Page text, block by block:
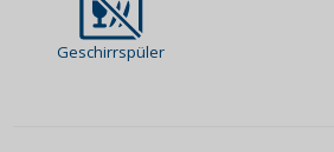
Geschirrspüler